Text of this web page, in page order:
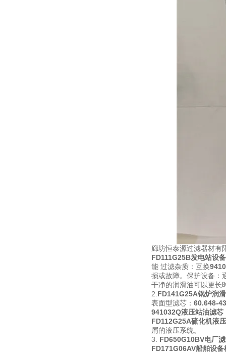
廊坊恒泰源过滤器材有
FD111G25B发电站设
能 过滤杂质：互换
损或故障。保护设备：
干净的润滑油可以更长
2. FD141G25A锅炉润
表面型滤芯： 60.648-
941032Q液压站油滤芯
FD112G25A硫化机液
屑的液压系统。
3. FD650G10BV电厂
FD171G06AV船舶设备